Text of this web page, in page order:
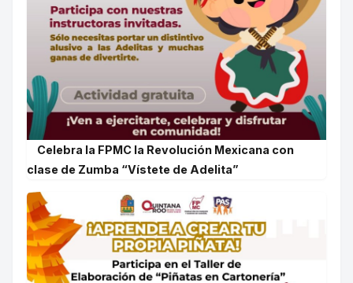
Celebra la FPMC la Revolución Mexicana con
clase de Zumba “Vístete de Adelita”